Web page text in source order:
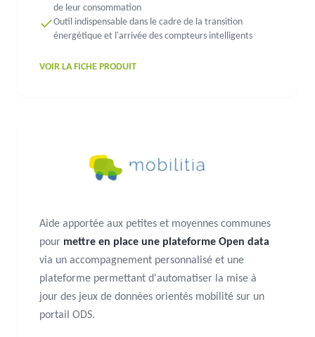
de leur consommation
Outil indispensable dans le cadre de la transition
énergétique et l'arrivée des compteurs intelligents
VOIR LA FICHE PRODUIT
Aide apportée aux petites et moyennes communes
pour mettre en place une plateforme Open data
via un accompagnement personnalisé et une
plateforme permettant d'automatiser la mise à
jour des jeux de données orientés mobilité sur un
portail ODS.